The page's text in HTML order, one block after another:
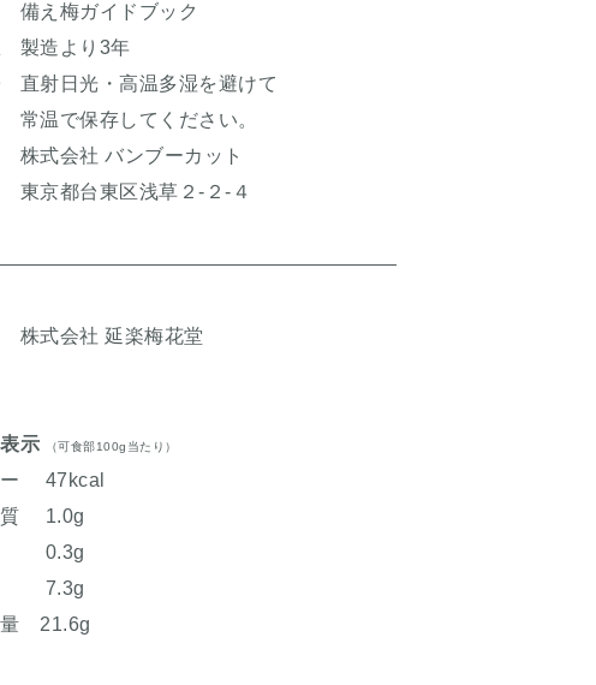
ガイドブック
製造より3年
直射日光・高温多湿を避けて
保存してください。
式会社 バンブーカット
台東区浅草２-２-４
式会社 延楽梅花堂
示 （可食部100g当たり）
ー 47kcal
質 1.0g
0.3g
7.3g
量 21.6g